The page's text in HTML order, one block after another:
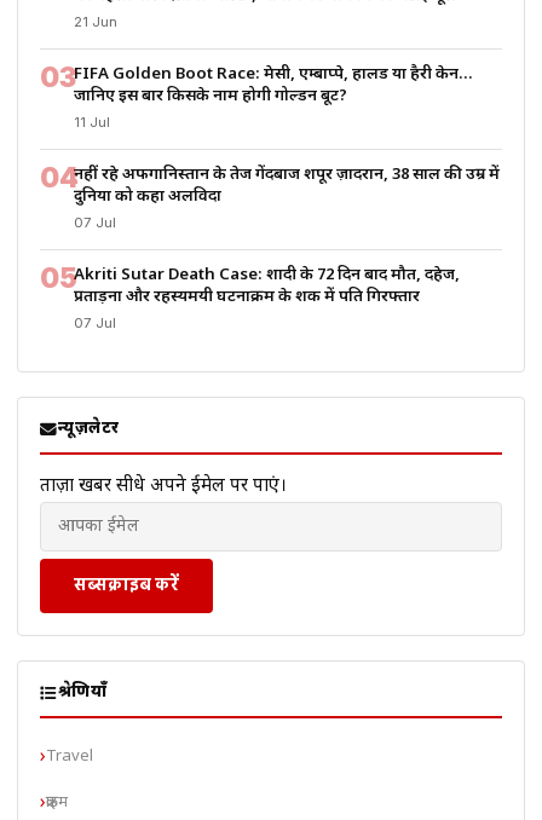
21 Jun
03FIFA Golden Boot Race: मेसी, एम्बाप्पे, हालैंड या हैरी केन…
जानिए इस बार किसके नाम होगी गोल्डन बूट?
11 Jul
04नहीं रहे अफगानिस्तान के तेज गेंदबाज शपूर ज़ादरान, 38 साल की उम्र में
दुनिया को कहा अलविदा
07 Jul
05Akriti Sutar Death Case: शादी के 72 दिन बाद मौत, दहेज,
प्रताड़ना और रहस्यमयी घटनाक्रम के शक में पति गिरफ्तार
07 Jul
न्यूज़लेटर
ताज़ा खबरें सीधे अपने ईमेल पर पाएं।
सब्सक्राइब करें
श्रेणियाँ
Travel
क्राइम